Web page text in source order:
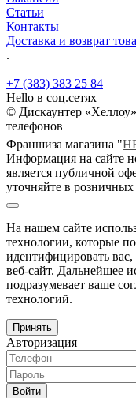
Статьи
Контакты
Доставка и возврат
.
+7 (383) 383 25 84
Hello в соц.сетях
© Дискаунтер
телефонов
Франшиза магазина "
Информация на сайте
является публичной
уточняйте в розничных
На нашем сайте
технологии, которые
идентифицировать вас,
веб-сайт. Дальнейшее
подразумевает ваше
технологий.
Принять
Авторизация
Войти